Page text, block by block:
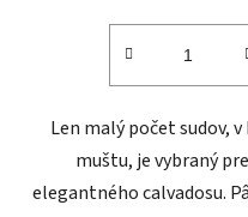
Len malý počet sudov,
muštu, je vybraný
elegantného calvadosu.